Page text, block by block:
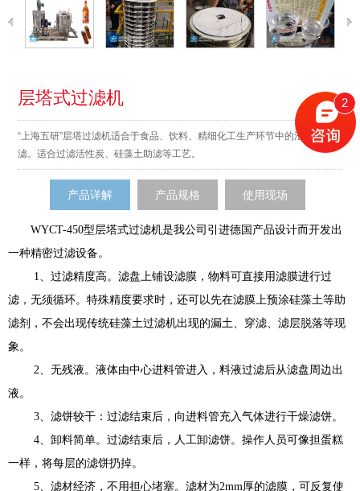
层塔式过滤机
“上海五研”层塔过滤机适合于食品、饮料、精细化工生产环节中的澄清过
滤。适合过滤活性炭、硅藻土助滤等工艺。
产品详解 产品规格 使用现场
WYCT-450型层塔式过滤机是我公司引进德国产品设计而开发出
一种精密过滤设备。
1、过滤精度高。滤盘上铺设滤膜，物料可直接用滤膜进行过
滤，无须循环。特殊精度要求时，还可以先在滤膜上预涂硅藻土等助
滤剂，不会出现传统硅藻土过滤机出现的漏土、穿滤、滤层脱落等现
象。
2、无残液。液体由中心进料管进入，料液过滤后从滤盘周边出
液。
3、滤饼较干：过滤结束后，向进料管充入气体进行干燥滤饼。
4、卸料简单。过滤结束后，人工卸滤饼。操作人员可像担蛋糕
一样，将每层的滤饼扔掉。
5、滤材经济，不用担心堵塞。滤材为2mm厚的滤膜，可反复使
2